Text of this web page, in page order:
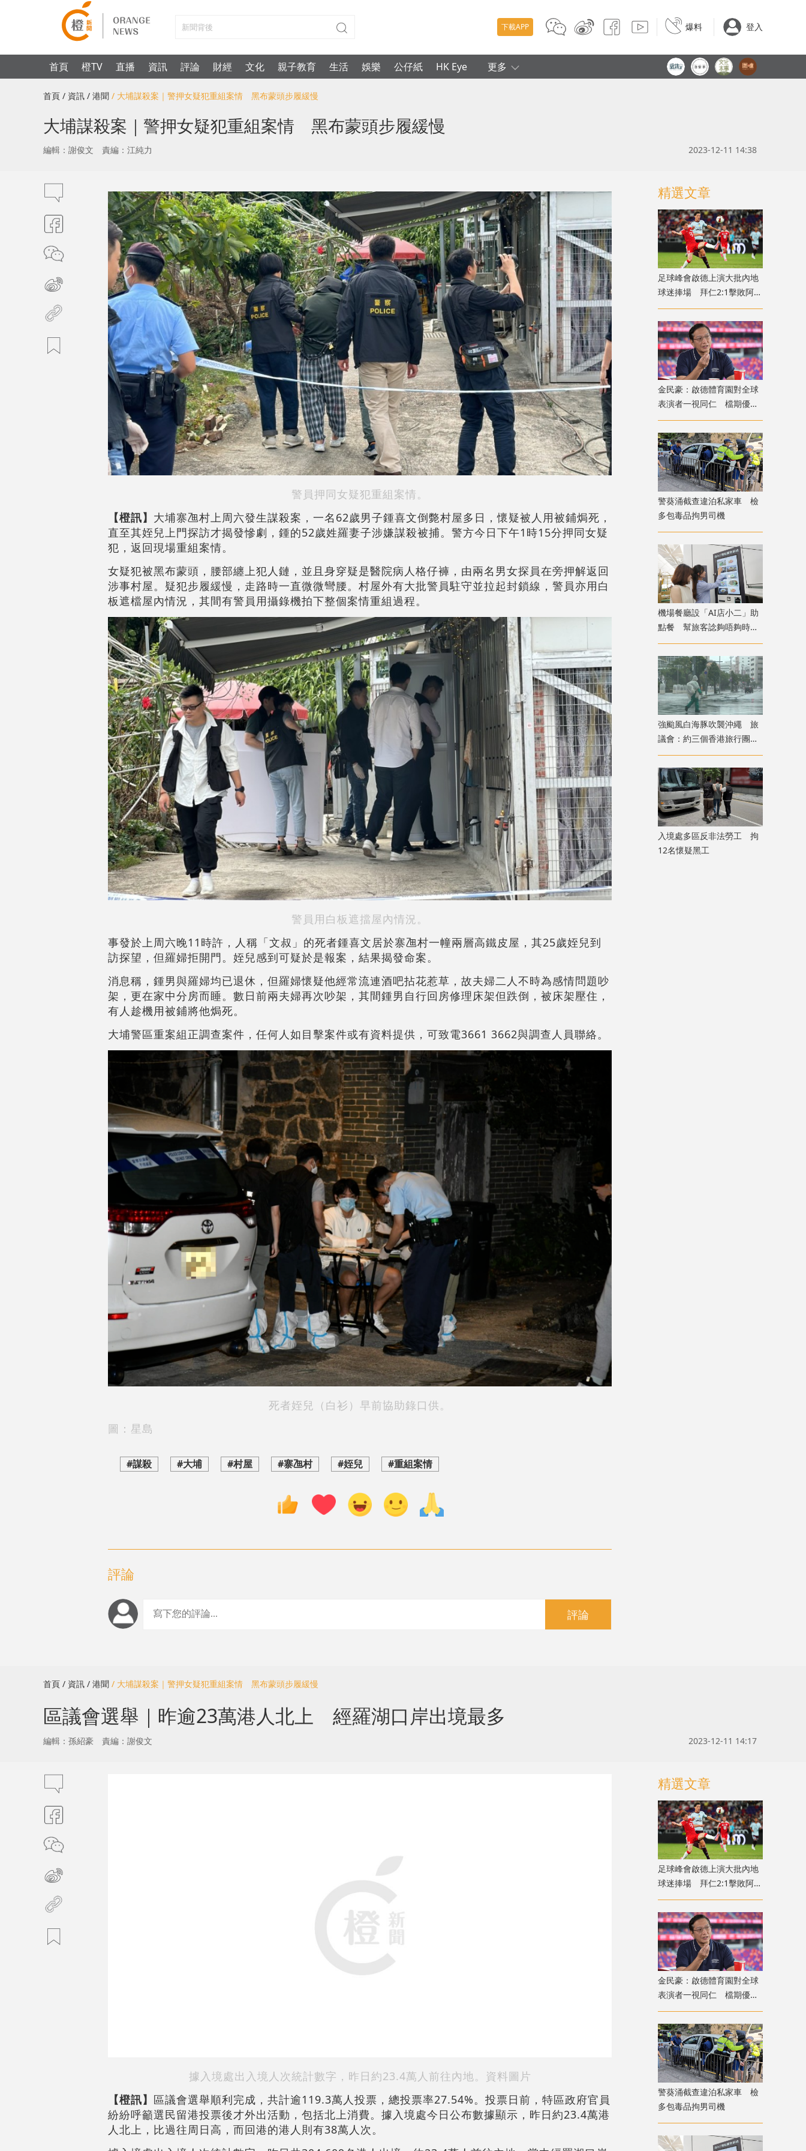
下載APP 爆料 登入
首頁 橙TV 直播 資訊 評論 財經 文化 親子教育 生活 娛樂 公仔紙 HK Eye 更多
首頁 / 資訊 / 港聞 / 大埔謀殺案｜警押女疑犯重組案情 黑布蒙頭步履緩慢
大埔謀殺案｜警押女疑犯重組案情 黑布蒙頭步履緩慢
編輯：謝俊文 責編：江純力 2023-12-11 14:38
警員押同女疑犯重組案情。
【橙訊】 大埔寨乪村上周六發生謀殺案，一名62歲男子鍾喜文倒斃村屋多日，懷疑被人用被鋪焗死，
直至其姪兒上門探訪才揭發慘劇，鍾的52歲姓羅妻子涉嫌謀殺被捕。警方今日下午1時15分押同女疑
犯，返回現場重組案情。
女疑犯被黑布蒙頭，腰部纏上犯人鏈，並且身穿疑是醫院病人格仔褲，由兩名男女探員在旁押解返回
涉事村屋。疑犯步履緩慢，走路時一直微微彎腰。村屋外有大批警員駐守並拉起封鎖線，警員亦用白
板遮檔屋內情況，其間有警員用攝錄機拍下整個案情重組過程。
警員用白板遮擋屋內情況。
事發於上周六晚11時許，人稱「文叔」的死者鍾喜文居於寨乪村一幢兩層高鐵皮屋，其25歲姪兒到
訪探望，但羅婦拒開門。姪兒感到可疑於是報案，結果揭發命案。
消息稱，鍾男與羅婦均已退休，但羅婦懷疑他經常流連酒吧拈花惹草，故夫婦二人不時為感情問題吵
架，更在家中分房而睡。數日前兩夫婦再次吵架，其間鍾男自行回房修理床架但跌倒，被床架壓住，
有人趁機用被鋪將他焗死。
大埔警區重案組正調查案件，任何人如目擊案件或有資料提供，可致電3661 3662與調查人員聯絡。
死者姪兒（白衫）早前協助錄口供。
圖：星島
#謀殺 #大埔 #村屋 #寨乪村 #姪兒 #重組案情
評論
評論
精選文章
足球峰會啟德上演大批內地
球迷捧場 拜仁2:1擊敗阿士
東維拉
金民豪：啟德體育園對全球
表演者一視同仁 檔期優先
給體育活動
警葵涌截查違泊私家車 檢
多包毒品拘男司機
機場餐廳設「AI店小二」助
點餐 幫旅客諗夠唔夠時間
食完先上機
強颱風白海豚吹襲沖繩 旅
議會：約三個香港旅行團在
當地全部安全
入境處多區反非法勞工 拘
12名懷疑黑工
首頁 / 資訊 / 港聞 / 大埔謀殺案｜警押女疑犯重組案情 黑布蒙頭步履緩慢
區議會選舉｜昨逾23萬港人北上 經羅湖口岸出境最多
編輯：孫紹豪 責編：謝俊文 2023-12-11 14:17
據入境處出入境人次統計數字，昨日約23.4萬人前往內地。資料圖片
【橙訊】 區議會選舉順利完成，共計逾119.3萬人投票，總投票率27.54%。投票日前，特區政府官員
紛紛呼籲選民留港投票後才外出活動，包括北上消費。據入境處今日公布數據顯示，昨日約23.4萬港
人北上，比過往周日高，而回港的港人則有38萬人次。
精選文章
足球峰會啟德上演大批內地
球迷捧場 拜仁2:1擊敗阿士
東維拉
金民豪：啟德體育園對全球
表演者一視同仁 檔期優先
給體育活動
警葵涌截查違泊私家車 檢
多包毒品拘男司機